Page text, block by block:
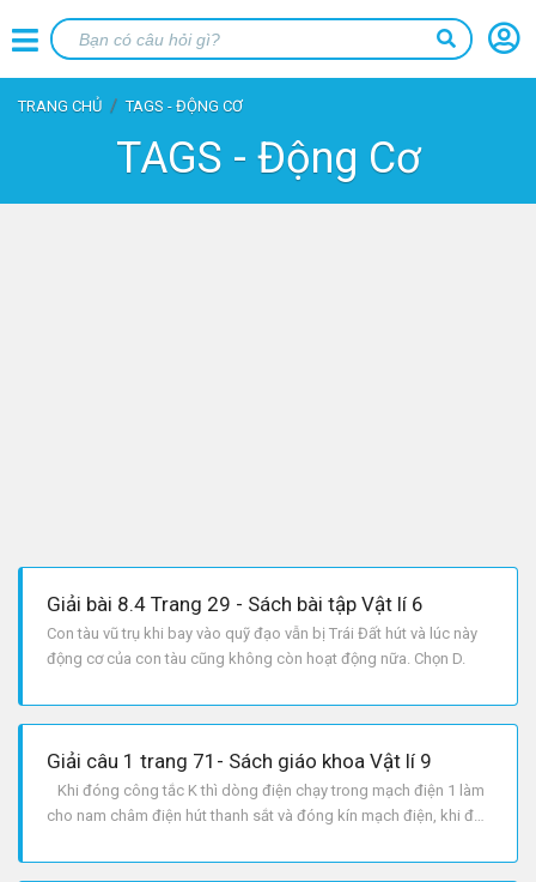
TRANG CHỦ TAGS - ĐỘNG CƠ
TAGS - Động Cơ
Giải bài 8.4 Trang 29 - Sách bài tập Vật lí 6
Con tàu vũ trụ khi bay vào quỹ đạo vẫn bị Trái Đất hút và lúc này
động cơ của con tàu cũng không còn hoạt động nữa. Chọn D.
Giải câu 1 trang 71- Sách giáo khoa Vật lí 9
Khi đóng công tắc K thì dòng điện chạy trong mạch điện 1 làm
cho nam châm điện hút thanh sắt và đóng kín mạch điện, khi đó